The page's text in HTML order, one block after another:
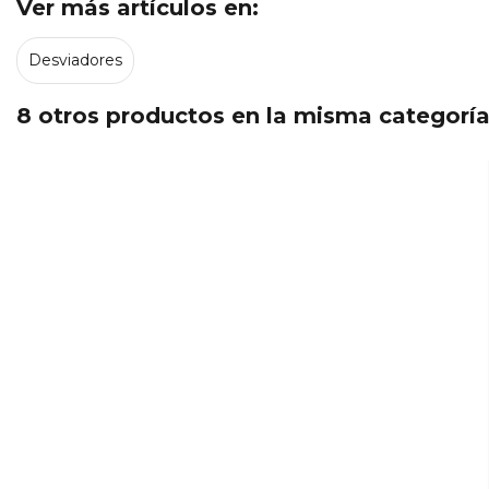
Ver más artículos en:
Desviadores
8 otros productos en la misma